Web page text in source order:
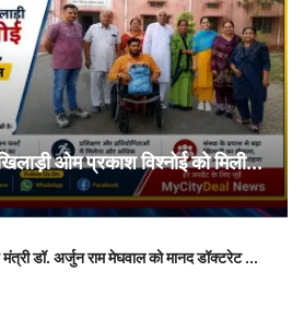
ओम प्रकाश विश्नोई को मिली...
डॉ. अर्जुन राम मेघवाल को मानद डॉक्टरेट ...